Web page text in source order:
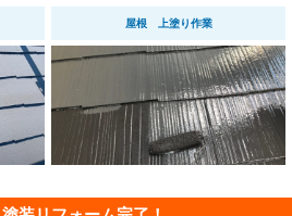
屋根 上塗り作業